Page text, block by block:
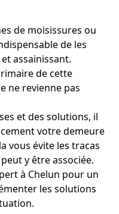
de moisissures ou
de les
assainissant.
de cette
ne revienne pas
et des solutions, il
votre demeure
vous évite les tracas
y être associée.
à Chelun pour un
les solutions